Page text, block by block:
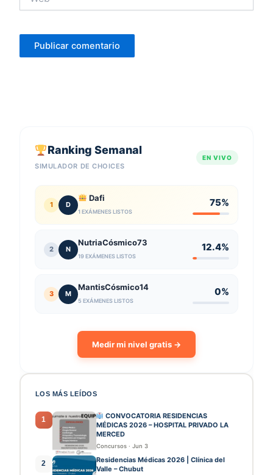
Ranking Semanal
SIMULADOR DE CHOICES
EN VIVO
1 D
Dafi
1 EXÁMENES LISTOS
75%
2 N
NutriaCósmico73
19 EXÁMENES LISTOS
12.4%
3 M
MantisCósmico14
5 EXÁMENES LISTOS
0%
Medir mi nivel gratis →
LOS MÁS LEÍDOS
1
CONVOCATORIA RESIDENCIAS
MÉDICAS 2026 – HOSPITAL PRIVADO LA
MERCED
Concursos · Jun 3
2
Residencias Médicas 2026 | Clínica del
Valle – Chubut